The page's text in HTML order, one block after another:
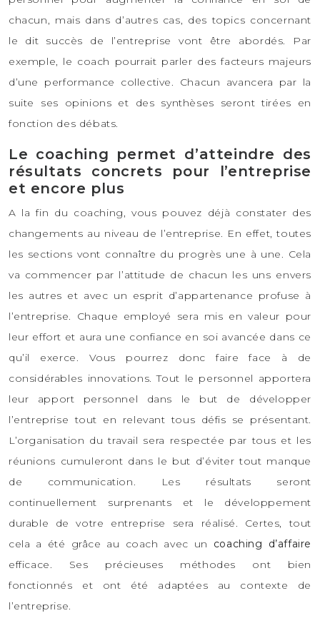
chacun, mais dans d’autres cas, des topics concernant
le dit succès de l’entreprise vont être abordés. Par
exemple, le coach pourrait parler des facteurs majeurs
d’une performance collective. Chacun avancera par la
suite ses opinions et des synthèses seront tirées en
fonction des débats.
Le coaching permet d’atteindre des
résultats concrets pour l’entreprise
et encore plus
A la fin du coaching, vous pouvez déjà constater des
changements au niveau de l’entreprise. En effet, toutes
les sections vont connaître du progrès une à une. Cela
va commencer par l’attitude de chacun les uns envers
les autres et avec un esprit d’appartenance profuse à
l’entreprise. Chaque employé sera mis en valeur pour
leur effort et aura une confiance en soi avancée dans ce
qu’il exerce. Vous pourrez donc faire face à de
considérables innovations. Tout le personnel apportera
leur apport personnel dans le but de développer
l’entreprise tout en relevant tous défis se présentant.
L’organisation du travail sera respectée par tous et les
réunions cumuleront dans le but d’éviter tout manque
de communication. Les résultats seront
continuellement surprenants et le développement
durable de votre entreprise sera réalisé. Certes, tout
cela a été grâce au coach avec un coaching d’affaire
efficace. Ses précieuses méthodes ont bien
fonctionnés et ont été adaptées au contexte de
l’entreprise.